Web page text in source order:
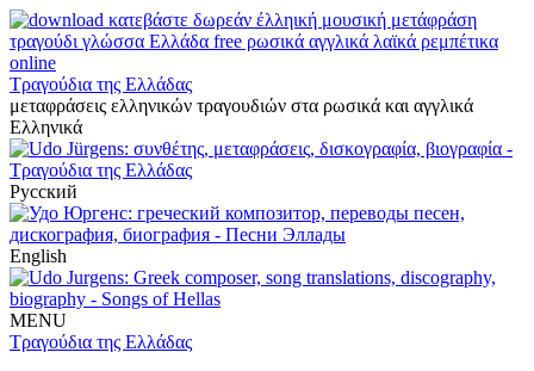
Τραγούδια της Ελλάδας
μεταφράσεις ελληνικών τραγουδιών στα ρωσικά και αγγλικά
Ελληνικά
Русский
English
MENU
Τραγούδια της Ελλάδας